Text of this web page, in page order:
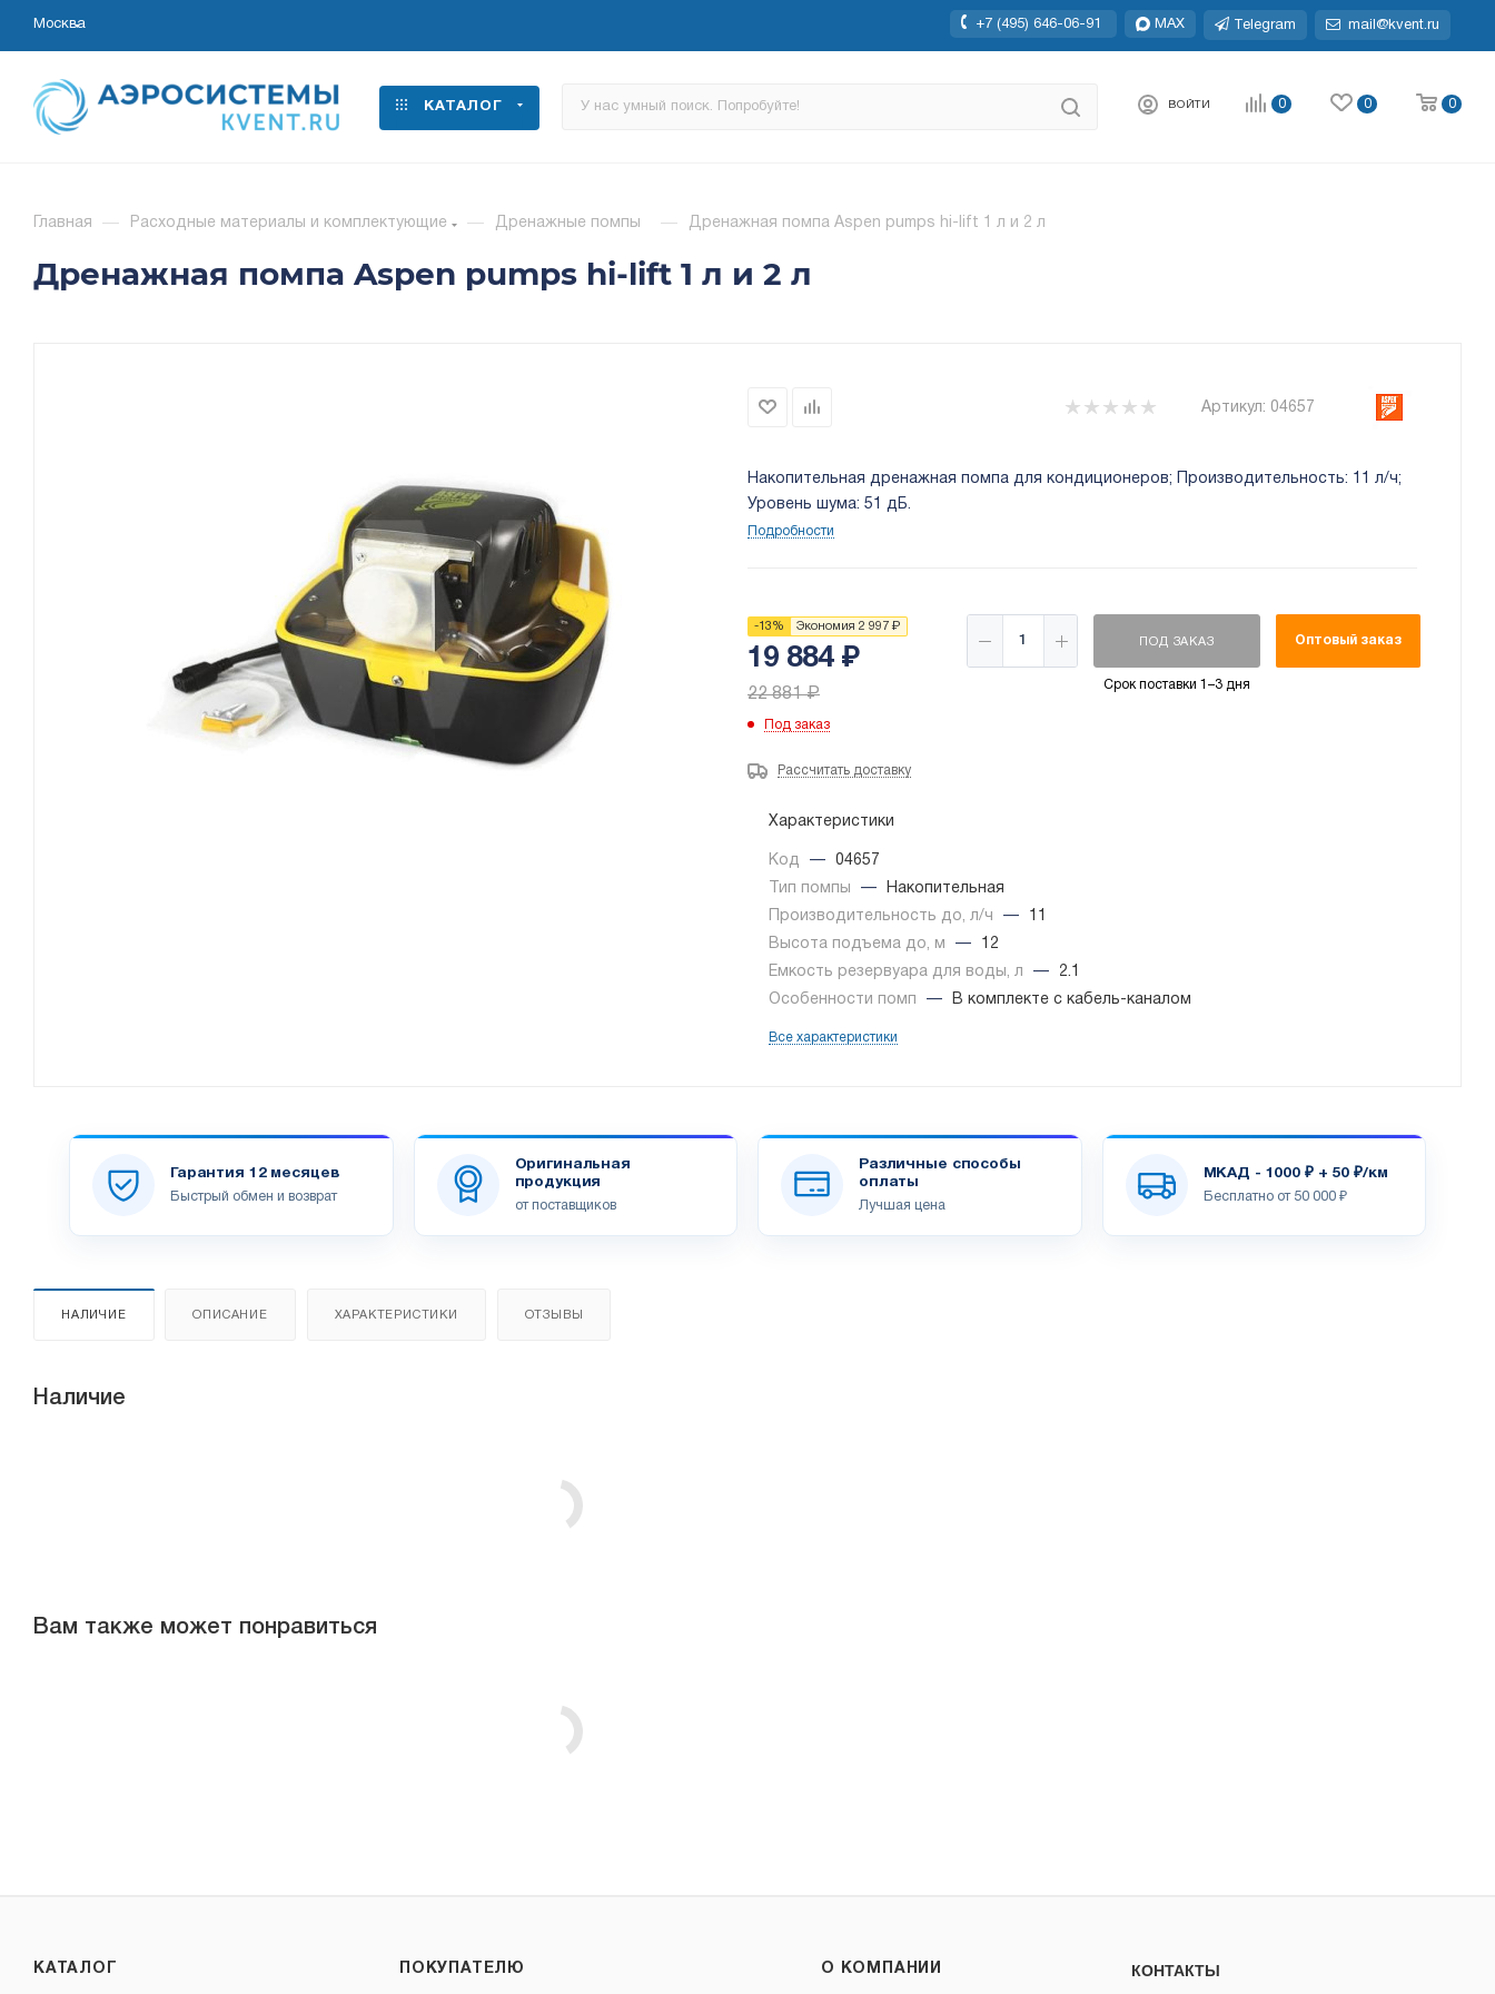
Москва +7 (495) 646-06-91 MAX Telegram mail@kvent.ru
КАТАЛОГ ВОЙТИ 0 0 0
Главная — Расходные материалы и комплектующие — Дренажные помпы — Дренажная помпа Aspen pumps hi-lift 1 л и 2 л
Дренажная помпа Aspen pumps hi-lift 1 л и 2 л
Артикул: 04657
Накопительная дренажная помпа для кондиционеров; Производительность: 11 л/ч;
Уровень шума: 51 дБ.
Подробности
-13 % Экономия 2 997 ₽
19 884₽
22 881₽
Под заказ
ПОД ЗАКАЗ
Срок поставки 1–3 дня
Оптовый заказ
Рассчитать доставку
Характеристики
Код —
04657
Тип помпы
—
Накопительная
Производительность до, л/ч
—
11
Высота подъема до, м
—
12
Емкость резервуара для воды, л
—
2.1
Особенности помп
— В комплекте с кабель-каналом
Все характеристики
Гарантия 12 месяцев
Быстрый обмен и возврат
Оригинальная
продукция
от поставщиков
Различные способы
оплаты
Лучшая цена
МКАД - 1000 ₽ + 50 ₽/км
Бесплатно от 50 000 ₽
НАЛИЧИЕ ОПИСАНИЕ ХАРАКТЕРИСТИКИ ОТЗЫВЫ
Наличие
Вам также может понравиться
КАТАЛОГ ПОКУПАТЕЛЮ О КОМПАНИИ КОНТАКТЫ